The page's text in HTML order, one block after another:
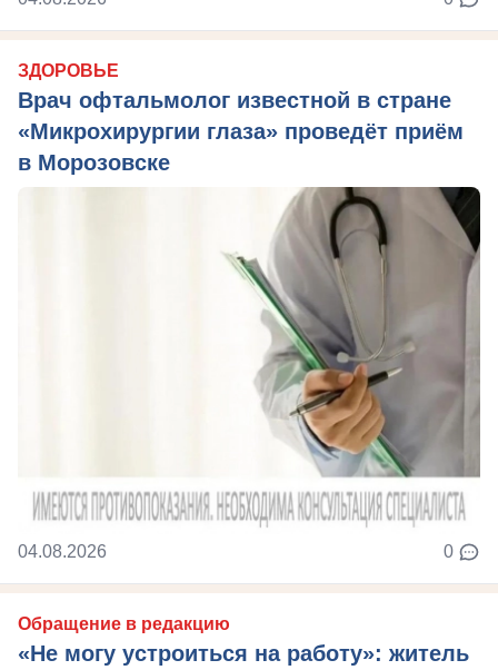
ЗДОРОВЬЕ
Врач офтальмолог известной в стране
«Микрохирургии глаза» проведёт приём
в Морозовске
04.08.2026 0
Обращение в редакцию
«Не могу устроиться на работу»: житель